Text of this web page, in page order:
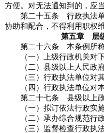
方便。对无法通知到的，应
第二十五条 行政执法单位
协助和配合，不得利用职权
第五章 层
第二十六条 本条例所称
（一）上级行政机关对下
（二）县级以上人民政府
（三）行政执法单位对其
（四）行政执法单位对本
第二十七条 县级以上政府
（一）拟订依法行政实施
（二）承办综合规范行政
（三）监督检查行政执法